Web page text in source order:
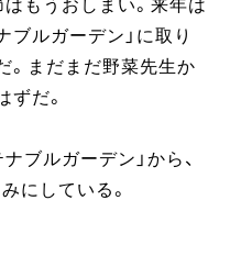
はもうおしまい。来年は
ブルガーデン」に取り
。まだまだ野菜先生か
ずだ。
ブルガーデン」から、
にしている。